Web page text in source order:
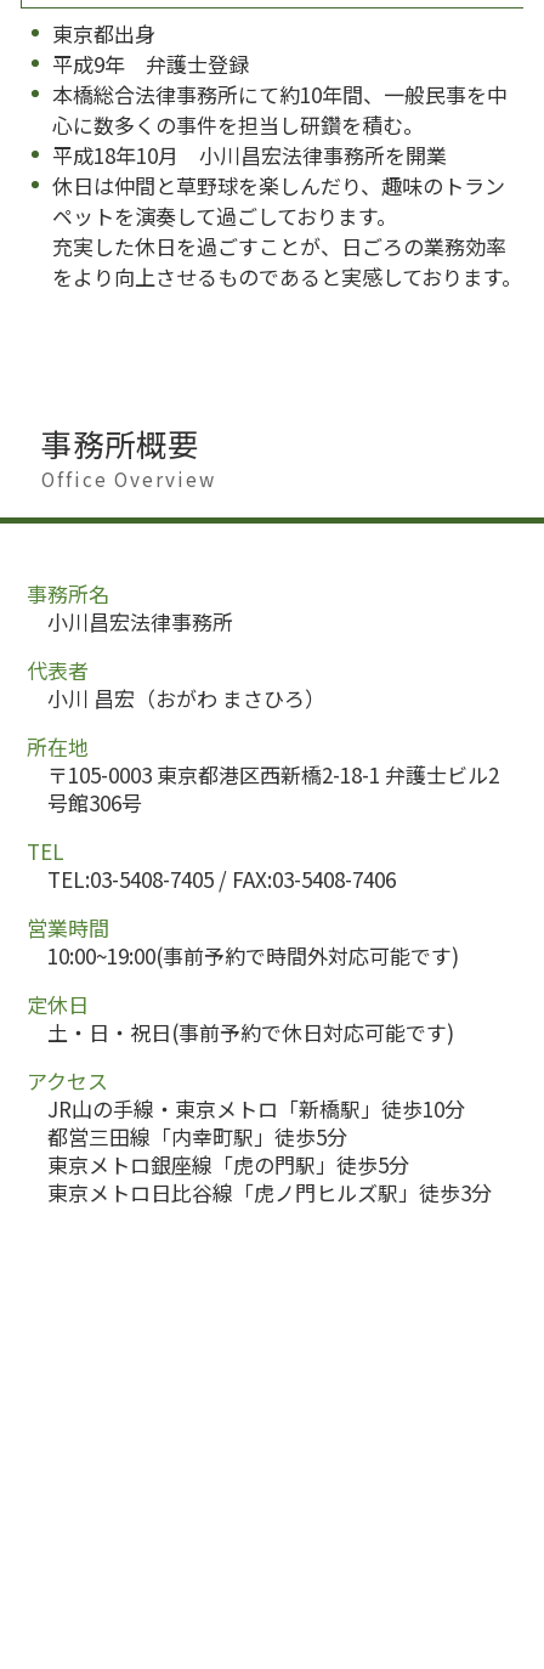
東京都出身
平成9年 弁護士登録
本橋総合法律事務所にて約10年間、一般民事を中
心に数多くの事件を担当し研鑽を積む。
平成18年10月 小川昌宏法律事務所を開業
休日は仲間と草野球を楽しんだり、趣味のトラン
ペットを演奏して過ごしております。
充実した休日を過ごすことが、日ごろの業務効率
をより向上させるものであると実感しております。
事務所概要
Office Overview
事務所名
小川昌宏法律事務所
代表者
小川 昌宏（おがわ まさひろ）
所在地
〒105-0003 東京都港区西新橋2-18-1 弁護士ビル2
号館306号
TEL
TEL:03-5408-7405 / FAX:03-5408-7406
営業時間
10:00~19:00(事前予約で時間外対応可能です)
定休日
土・日・祝日(事前予約で休日対応可能です)
アクセス
JR山の手線・東京メトロ「新橋駅」徒歩10分
都営三田線「内幸町駅」徒歩5分
東京メトロ銀座線「虎の門駅」徒歩5分
東京メトロ日比谷線「虎ノ門ヒルズ駅」徒歩3分